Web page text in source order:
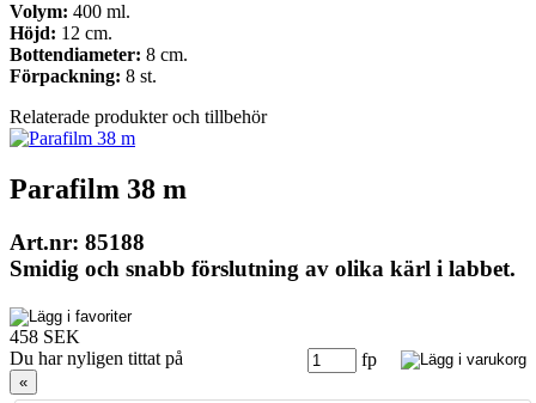
Volym: 400 ml.
Höjd: 12 cm.
Bottendiameter: 8 cm.
Förpackning: 8 st.
Relaterade produkter och tillbehör
Parafilm 38 m
Art.nr: 85188
Smidig och snabb förslutning av olika kärl i labbet.
458 SEK
fp
Du har nyligen tittat på
«